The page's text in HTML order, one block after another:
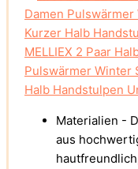
MELLIEX 2 Paar
Pulswärmer Winter
Halb Handstulpen
Materialien -
aus